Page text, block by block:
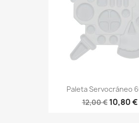
Paleta Servocráneo
12,00 € 10,80 €